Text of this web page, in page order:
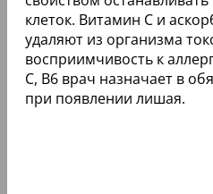
клеток. Витамин С и
удаляют из организма
восприимчивость к
С, В6 врач назначает в
при появлении лишая.